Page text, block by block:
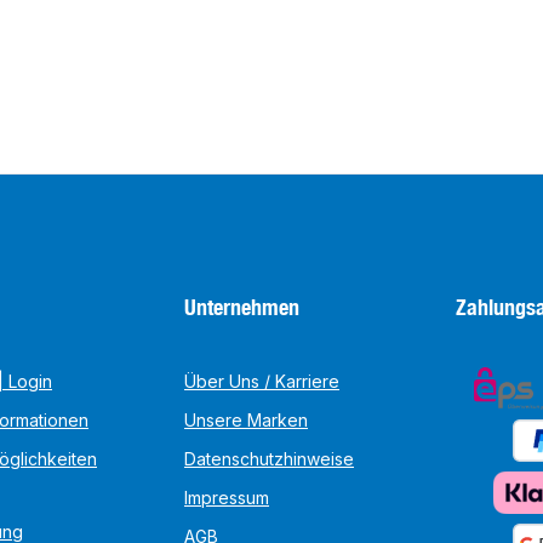
Login
Unternehmen
Über Uns / Karriere
Unsere Marken
Datenschutzhinweise
Impressum
AGB